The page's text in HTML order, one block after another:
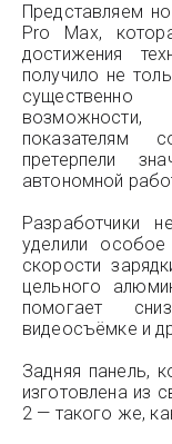
Представляем
Pro Max,
достижения
получило не
существенно
показателям
претерпели
автономной
Разработчики
уделили
скорости
цельного
помогает
видеосъёмке и
Задняя панель,
изготовлена из
2 — такого же,